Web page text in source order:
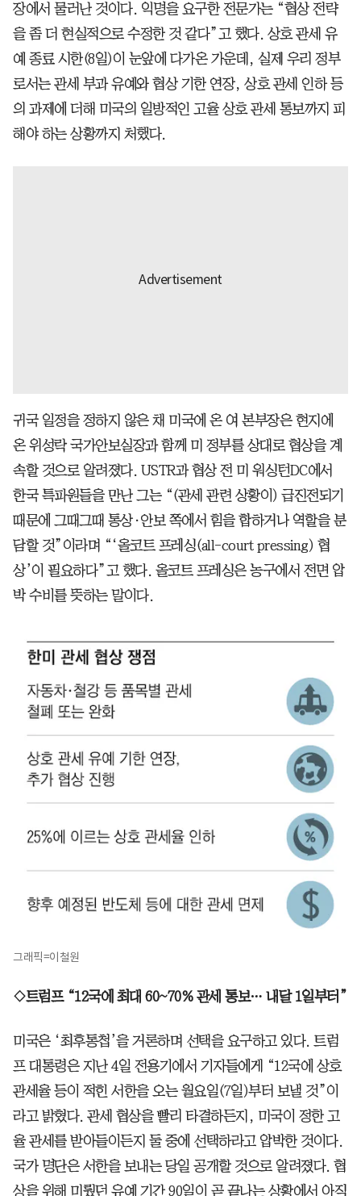
장에서 물러난 것이다. 익명을 요구한 전문가는 “협상 전략
을 좀 더 현실적으로 수정한 것 같다”고 했다. 상호 관세 유
예 종료 시한(8일)이 눈앞에 다가온 가운데, 실제 우리 정부
로서는 관세 부과 유예와 협상 기한 연장, 상호 관세 인하 등
의 과제에 더해 미국의 일방적인 고율 상호 관세 통보까지 피
해야 하는 상황까지 처했다.
귀국 일정을 정하지 않은 채 미국에 온 여 본부장은 현지에
온 위성락 국가안보실장과 함께 미 정부를 상대로 협상을 계
속할 것으로 알려졌다. USTR과 협상 전 미 워싱턴DC에서
한국 특파원들을 만난 그는 “(관세 관련 상황이) 급진전되기
때문에 그때그때 통상·안보 쪽에서 힘을 합하거나 역할을 분
담할 것”이라며 “‘올코트 프레싱(all-court pressing) 협
상’이 필요하다”고 했다. 올코트 프레싱은 농구에서 전면 압
박 수비를 뜻하는 말이다.
그래픽=이철원
◇트럼프 “12국에 최대 60~70% 관세 통보… 내달 1일부터”
미국은 ‘최후통첩’을 거론하며 선택을 요구하고 있다. 트럼
프 대통령은 지난 4일 전용기에서 기자들에게 “12국에 상호
관세율 등이 적힌 서한을 오는 월요일(7일)부터 보낼 것”이
라고 밝혔다. 관세 협상을 빨리 타결하든지, 미국이 정한 고
율 관세를 받아들이든지 둘 중에 선택하라고 압박한 것이다.
국가 명단은 서한을 보내는 당일 공개할 것으로 알려졌다. 협
상을 위해 미뤘던 유예 기간 90일이 곧 끝나는 상황에서 아직